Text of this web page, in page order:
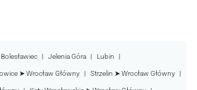
Bolesławiec Jelenia Góra Lubin
➤ Wrocław Główny Strzelin ➤ Wrocław Główny